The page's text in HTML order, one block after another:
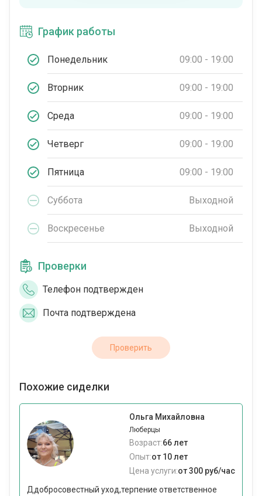
График работы
Понедельник 09:00 - 19:00
Вторник 09:00 - 19:00
Среда 09:00 - 19:00
Четверг 09:00 - 19:00
Пятница 09:00 - 19:00
Суббота Выходной
Воскресенье Выходной
Проверки
Телефон подтвержден
Почта подтверждена
Проверить
Похожие сиделки
Ольга Михайловна
Люберцы
Возраст:66 лет
Опыт:от 10 лет
Цена услуги:от 300 руб/час
Ддобросовестный уход,терпение ответственное